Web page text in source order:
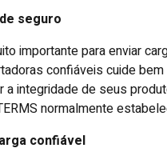
seguro
importante para enviar
confiáveis cuide
a integridade de seus
normalmente
confiável